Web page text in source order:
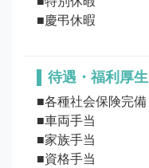
待遇・福利厚生
■各種社会保険完備
■車両手当
■家族手当
■資格手当